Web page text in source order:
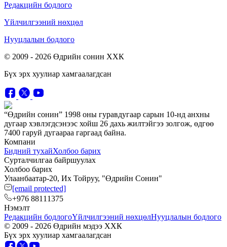
Редакцийн бодлого
Үйлчилгээний нөхцөл
Нууцлалын бодлого
© 2009 - 2026 Өдрийн сонин ХХК
Бүх эрх хуулиар хамгаалагдсан
“Өдрийн сонин” 1998 оны гуравдугаар сарын 10-нд анхны
дугаар хэвлэгдсэнээс хойш 26 дахь жилтэйгээ золгож, өдгөө
7400 гаруй дугаараа гаргаад байна.
Компани
Бидний тухайХолбоо барих
Сурталчилгаа байршуулах
Холбоо барих
Улаанбаатар-20, Их Тойруу, "Өдрийн Сонин"
[email protected]
+976 88111375
Нэмэлт
Редакцийн бодлогоҮйлчилгээний нөхцөлНууцлалын бодлого
© 2009 - 2026 Өдрийн мэдээ ХХК
Бүх эрх хуулиар хамгаалагдсан